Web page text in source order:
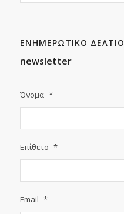
ΕΝΗΜΕΡΩΤΙΚΟ ΔΕΛΤΙΟ
newsletter
Όνομα *
Επίθετο *
Email *